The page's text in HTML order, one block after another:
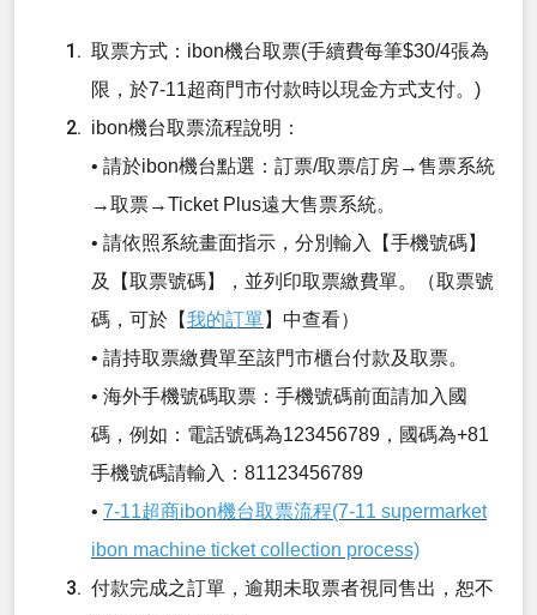
取票方式：ibon機台取票(手續費每筆$30/4張為
限，於7-11超商門市付款時以現金方式支付。)
ibon機台取票流程說明：
• 請於ibon機台點選：訂票/取票/訂房→售票系統
→取票→Ticket Plus遠大售票系統。
• 請依照系統畫面指示，分別輸入【手機號碼】
及【取票號碼】，並列印取票繳費單。（取票號
碼，可於【我的訂單】中查看）
• 請持取票繳費單至該門市櫃台付款及取票。
• 海外手機號碼取票：手機號碼前面請加入國
碼，例如：電話號碼為123456789，國碼為+81
手機號碼請輸入：81123456789
• 7-11超商ibon機台取票流程(7-11 supermarket
ibon machine ticket collection process)
付款完成之訂單，逾期未取票者視同售出，恕不